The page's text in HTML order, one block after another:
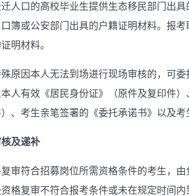
人口的高校毕业生提供生态移民部门出
簿或公安部门出具的户籍证明材料。报
明材料。
原因本人无法到场进行现场审核的，可
人有效《居民身份证》（原件及复印件
、考生亲笔签署的《委托承诺书》以及
核及递补
审符合招募岗位所需资格条件的考生，
格复审不符合报考条件或未在规定时间